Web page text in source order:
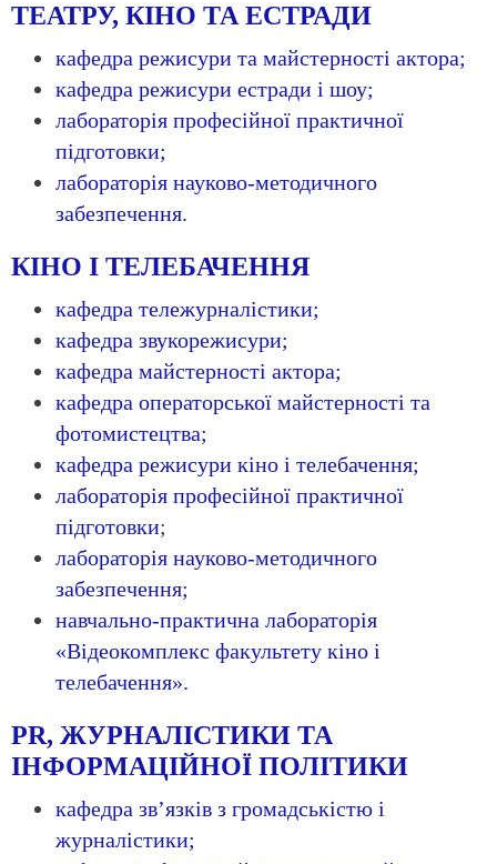
ТЕАТРУ, КІНО ТА ЕСТРАДИ
кафедра режисури та майстерності актора;
кафедра режисури естради і шоу;
лабораторія професійної практичної
підготовки;
лабораторія науково-методичного
забезпечення.
КІНО І ТЕЛЕБАЧЕННЯ
кафедра тележурналістики;
кафедра звукорежисури;
кафедра майстерності актора;
кафедра операторської майстерності та
фотомистецтва;
кафедра режисури кіно і телебачення;
лабораторія професійної практичної
підготовки;
лабораторія науково-методичного
забезпечення;
навчально-практична лабораторія
«Відеокомплекс факультету кіно і
телебачення».
PR, ЖУРНАЛІСТИКИ ТА
ІНФОРМАЦІЙНОЇ ПОЛІТИКИ
кафедра зв’язків з громадськістю і
журналістики;